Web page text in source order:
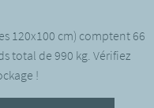
120x100 cm) comptent 66
total de 990 kg. Vérifiez
!